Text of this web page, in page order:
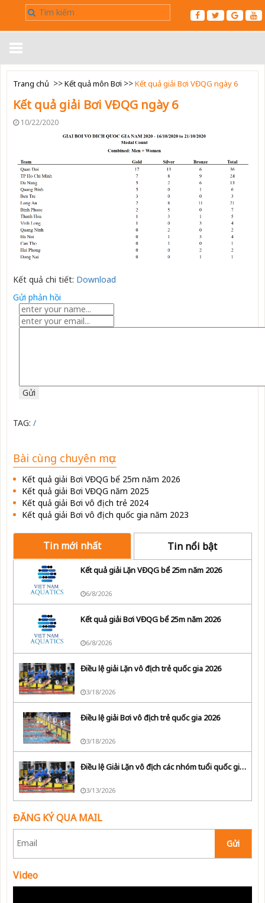
Trang chủ
Giới thiệu
Điều Lệ ▼
Kết Quả
Luật
Liên hệ
Trang chủ >>Kết quả môn Bơi >>Kết quả giải Bơi VĐQG ngày 6
Kết quả giải Bơi VĐQG ngày 6
10/22/2020
Kết quả chi tiết: Download
Gửi phản hồi
TAG: /
Bài cùng chuyên mục:
Kết quả giải Bơi VĐQG bể 25m năm 2026
Kết quả giải Bơi VĐQG năm 2025
Kết quả giải Bơi vô địch trẻ 2024
Kết quả giải Bơi vô địch quốc gia năm 2023
Tin mới nhất Tin nổi bật
Kết quả giải Lặn VĐQG bể 25m năm 2026
6/8/2026
Kết quả giải Bơi VĐQG bể 25m năm 2026
6/8/2026
Điều lệ giải Lặn vô địch trẻ quốc gia 2026
3/18/2026
Điều lệ giải Bơi vô địch trẻ quốc gia 2026
3/18/2026
Điều lệ Giải Lặn vô địch các nhóm tuổi quốc gia năm 2026
3/13/2026
ĐĂNG KÝ QUA MAIL
Gửi
Video